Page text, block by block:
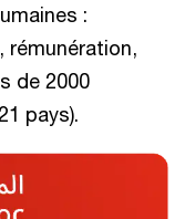
:
rémunération,
de 2000
pays).